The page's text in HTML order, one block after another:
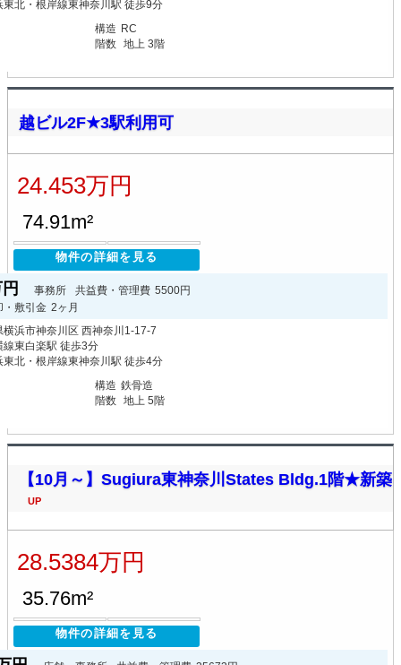
東北・根岸線東神奈川駅 徒歩9分
構造 RC
階数 地上 3階
越ビル2F★3駅利用可
24.453万円
74.91m²
物件の詳細を見る
事務所 共益費・管理費 5500円
・敷引金 2ヶ月
横浜市神奈川区 西神奈川1-17-7
線東白楽駅 徒歩3分
東北・根岸線東神奈川駅 徒歩4分
構造 鉄骨造
階数 地上 5階
【10月～】Sugiura東神奈川States Bldg.1階★新築
UP
28.5384万円
35.76m²
物件の詳細を見る